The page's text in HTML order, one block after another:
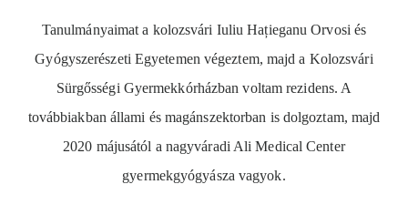
Tanulmányaimat a kolozsvári Iuliu Hațieganu Orvosi és
Gyógyszerészeti Egyetemen végeztem, majd a Kolozsvári
Sürgősségi Gyermekkórházban voltam rezidens. A
továbbiakban állami és magánszektorban is dolgoztam, majd
2020 májusától a nagyváradi Ali Medical Center
gyermekgyógyásza vagyok.